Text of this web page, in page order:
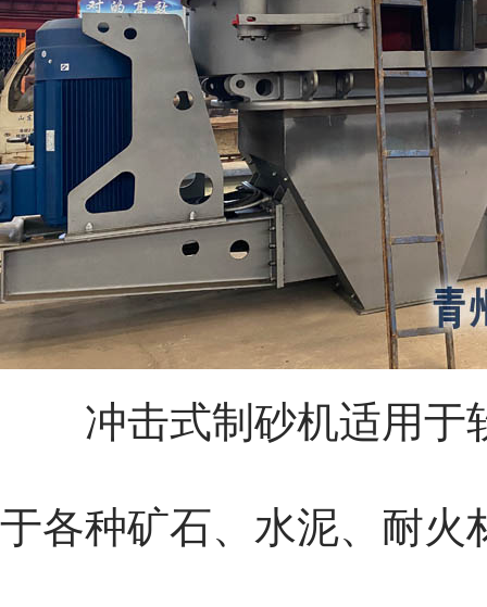
冲击式制砂机适用于
于各种矿石、水泥、耐火